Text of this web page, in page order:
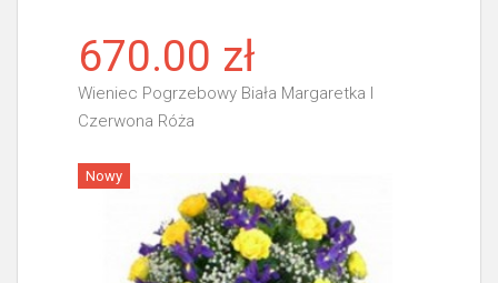
670.00 zł
Wieniec Pogrzebowy Biała Margaretka I
Czerwona Róża
Więcej
Nowy